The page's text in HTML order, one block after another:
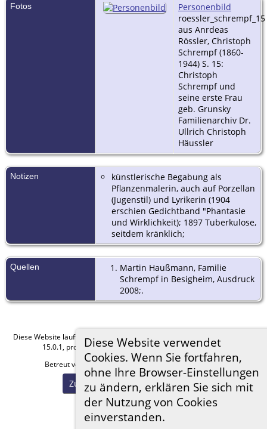
Diese Website verwendet
Cookies. Wenn Sie fortfahren,
ohne Ihre Browser-Einstellungen
zu ändern, erklären Sie sich mit
der Nutzung von Cookies
einverstanden.
Fotos
Personenbild
roessler_schrempf_15
aus Anrdeas
Rössler, Christoph
Schrempf (1860-
1944) S. 15:
Christoph
Schrempf und
seine erste Frau
geb. Grunsky
Familienarchiv Dr.
Ullrich Christoph
Häussler
Notizen
künstlerische Begabung als
Pflanzenmalerin, auch auf Porzellan
(Jugenstil) und Lyrikerin (1904
erschien Gedichtband "Phantasie
und Wirklichkeit); 1897 Tuberkulose,
seitdem kränklich;
Quellen
Martin Haußmann, Familie
Schrempf in Besigheim, Ausdruck
2008;.
Diese Website läuft mit The Next Generation of Genealogy Sitebuilding
15.0.1, programmiert von Darrin Lythgoe © 2001-2026.
Betreut von Florian Wiedner . |Datenschutzerklärung.
Zur Desktop-Webseite wechseln